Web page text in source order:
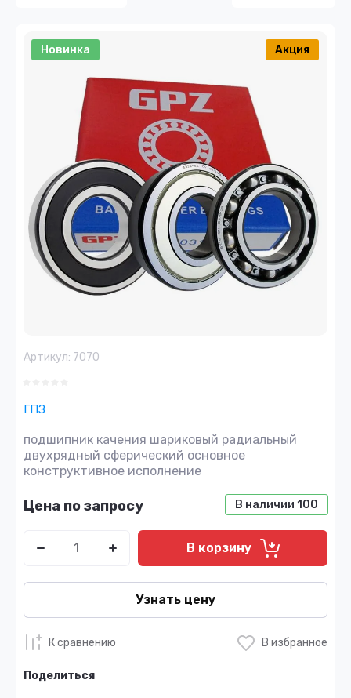
Новинка Акция
Артикул: 7070
ГПЗ
подшипник качения шариковый радиальный
двухрядный сферический основное
конструктивное исполнение
В наличии 100
Цена по запросу
В корзину
Узнать цену
К сравнению В избранное
Поделиться